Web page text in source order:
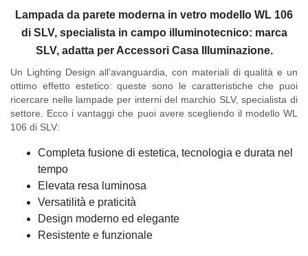
Lampada da parete moderna in vetro modello WL 106
di SLV, specialista in campo illuminotecnico: marca
SLV, adatta per Accessori Casa Illuminazione.
Un Lighting Design all’avanguardia, con materiali di qualità e un
ottimo effetto estetico: queste sono le caratteristiche che puoi
ricercare nelle lampade per interni del marchio SLV, specialista di
settore. Ecco i vantaggi che puoi avere scegliendo il modello WL
106 di SLV:
Completa fusione di estetica, tecnologia e durata nel
tempo
Elevata resa luminosa
Versatilità e praticità
Design moderno ed elegante
Resistente e funzionale